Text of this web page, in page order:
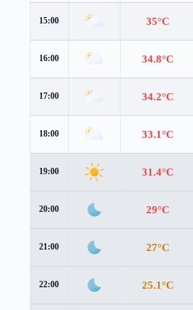
15:00 35°C
16:00 34.8°C
17:00 34.2°C
18:00 33.1°C
19:00 31.4°C
20:00 29°C
21:00 27°C
22:00 25.1°C